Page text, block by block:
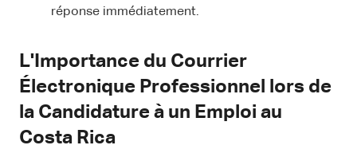
réponse immédiatement.
L'Importance du Courrier
Électronique Professionnel lors de
la Candidature à un Emploi au
Costa Rica